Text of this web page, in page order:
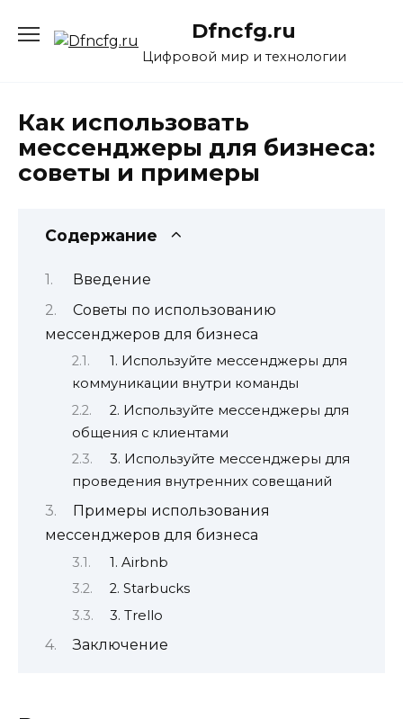
содержанию
Dfncfg.ru
Цифровой мир и технологии
Как использовать
мессенджеры для бизнеса:
советы и примеры
Содержание
Введение
Советы по использованию
мессенджеров для бизнеса
1. Используйте мессенджеры для
коммуникации внутри команды
2. Используйте мессенджеры для
общения с клиентами
3. Используйте мессенджеры для
проведения внутренних совещаний
Примеры использования
мессенджеров для бизнеса
1. Airbnb
2. Starbucks
3. Trello
Заключение